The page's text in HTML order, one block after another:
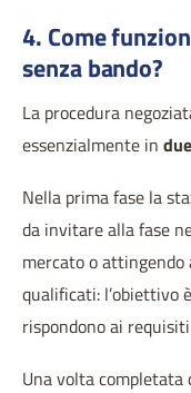
4. Come
senza bando?
La procedura
essenzialmente in
Nella prima fase la
da invitare alla fase
mercato o
qualificati: l’obiettivo
rispondono ai
Una volta completata